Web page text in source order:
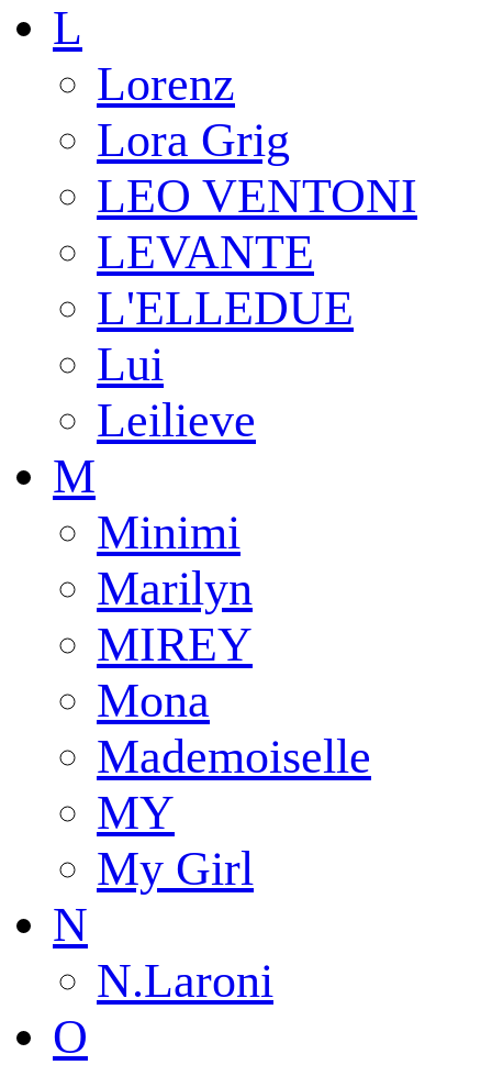
L
Lorenz
Lora Grig
LEO VENTONI
LEVANTE
L'ELLEDUE
Lui
Leilieve
M
Minimi
Marilyn
MIREY
Mona
Mademoiselle
MY
My Girl
N
N.Laroni
O